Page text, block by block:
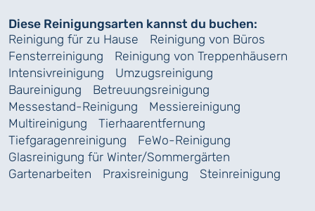
Diese Reinigungsarten kannst du buchen:
Reinigung für zu Hause
Reinigung von Büros
Fensterreinigung
Reinigung von Treppenhäusern
Intensivreinigung
Umzugsreinigung
Baureinigung
Betreuungsreinigung
Messestand-Reinigung
Messiereinigung
Multireinigung
Tierhaarentfernung
Tiefgaragenreinigung
FeWo-Reinigung
Glasreinigung für Winter/Sommergärten
Gartenarbeiten
Praxisreinigung Steinreinigung